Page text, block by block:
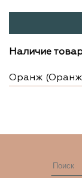
Наличие
Оранж